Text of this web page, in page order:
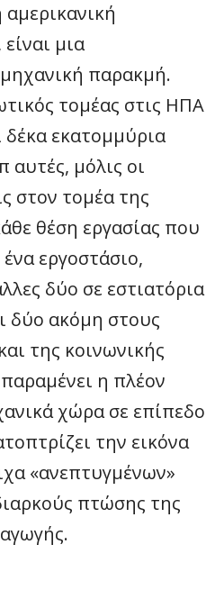
μια
παρακμή.
τομέας στις ΗΠΑ
δέκα εκατομμύρια
αυτές, μόλις οι
στον τομέα της
θέση εργασίας που
εργοστάσιο,
δύο σε εστιατόρια
δύο ακόμη στους
της κοινωνικής
η πλέον
χώρα σε επίπεδο
την εικόνα
«ανεπτυγμένων»
πτώσης της